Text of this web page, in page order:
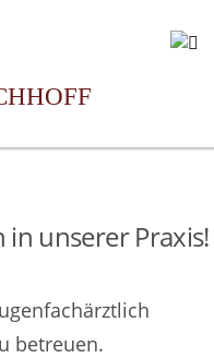
unserer Praxis!
betreuen.